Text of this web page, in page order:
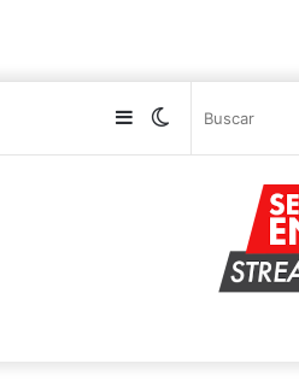
Switch
Sidebar